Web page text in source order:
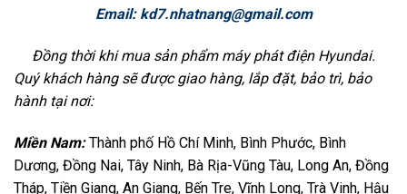
Email: kd7.nhatnang@gmail.com
Đồng thời khi mua sản phẩm máy phát điện Hyundai.
Quý khách hàng sẽ được giao hàng, lắp đặt, bảo trì, bảo
hành tại nơi:
Miền Nam:Thành phố Hồ Chí Minh, Bình Phước, Bình
Dương, Đồng Nai, Tây Ninh, Bà Rịa-Vũng Tàu, Long An, Đồng
Tháp, Tiền Giang, An Giang, Bến Tre, Vĩnh Long, Trà Vinh, Hậu